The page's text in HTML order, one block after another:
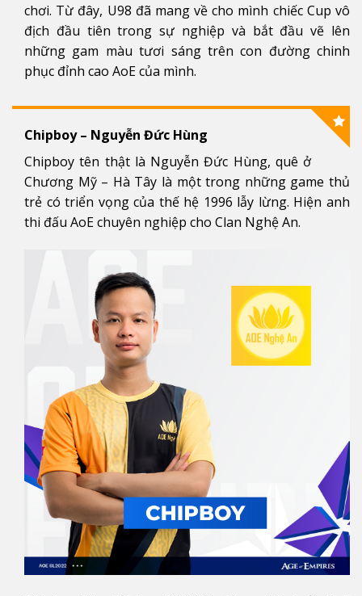
chơi. Từ đây, U98 đã mang về cho mình chiếc Cup vô
địch đầu tiên trong sự nghiệp và bắt đầu vẽ lên
những gam màu tươi sáng trên con đường chinh
phục đỉnh cao AoE của mình.
Chipboy – Nguyễn Đức Hùng
Chipboy tên thật là Nguyễn Đức Hùng, quê ở
Chương Mỹ – Hà Tây là một trong những game thủ
trẻ có triển vọng của thế hệ 1996 lẫy lừng. Hiện anh
thi đấu AoE chuyên nghiệp cho Clan Nghệ An.